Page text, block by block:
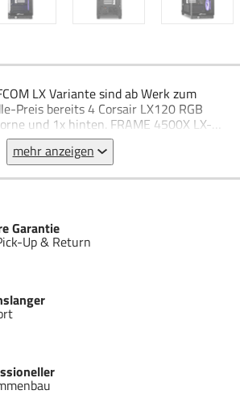
LX Variante sind ab Werk zum
Preis bereits 4 Corsair LX120 RGB
FRAME 4500X LX-R
Glass Mid-Tower-PC-Gehäuse
und Seitenabdeckung aus einem Stück
für einfacheren
enthalten für die vollständige
digitale Steuerung der angeschlossenen Geräte
mehr anzeigen
Garantie
Up & Return